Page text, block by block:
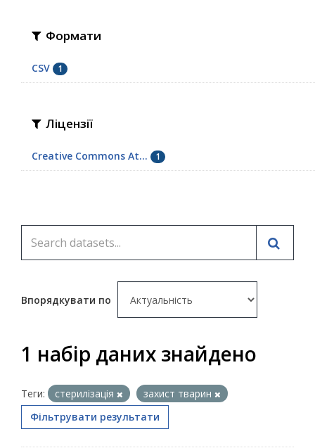
Формати
CSV 1
Ліцензії
Creative Commons At... 1
Впорядкувати по
1 набір даних знайдено
Теги: стерилізація
захист тварин
Фільтрувати результати